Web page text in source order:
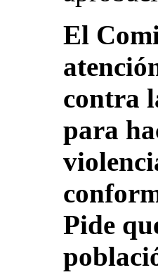
El
contra
para
Pide